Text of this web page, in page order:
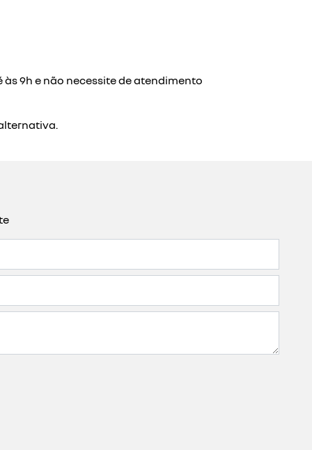
seus negócios.
profissionais. orientam na hora de escolher o
frotas e clientes profissionais. oferecemos